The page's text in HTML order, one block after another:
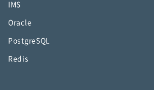
IMS
Oracle
PostgreSQL
Redis